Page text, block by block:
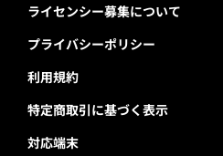
ライセンシー募集について
プライバシーポリシー
利用規約
特定商取引に基づく表示
対応端末